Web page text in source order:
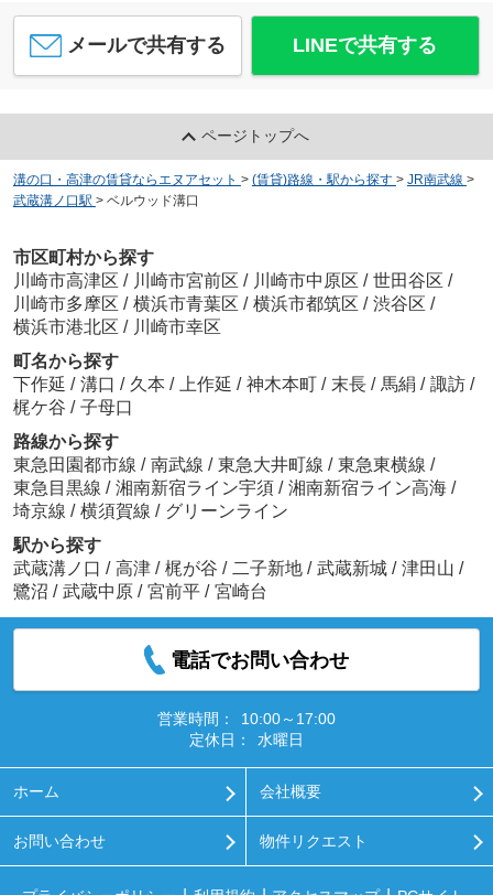
メールで共有する LINEで共有する
ページトップへ
溝の口・高津の賃貸ならエヌアセット > (賃貸)路線・駅から探す > JR南武線 >
武蔵溝ノ口駅 > ベルウッド溝口
市区町村から探す
川崎市高津区 / 川崎市宮前区 / 川崎市中原区 / 世田谷区 /
川崎市多摩区 / 横浜市青葉区 / 横浜市都筑区 / 渋谷区 /
横浜市港北区 / 川崎市幸区
町名から探す
下作延 / 溝口 / 久本 / 上作延 / 神木本町 / 末長 / 馬絹 / 諏訪 /
梶ケ谷 / 子母口
路線から探す
東急田園都市線 / 南武線 / 東急大井町線 / 東急東横線 /
東急目黒線 / 湘南新宿ライン宇須 / 湘南新宿ライン高海 /
埼京線 / 横須賀線 / グリーンライン
駅から探す
武蔵溝ノ口 / 高津 / 梶が谷 / 二子新地 / 武蔵新城 / 津田山 /
鷺沼 / 武蔵中原 / 宮前平 / 宮崎台
電話でお問い合わせ
営業時間：
10:00～17:00
定休日：
水曜日
ホーム 会社概要
お問い合わせ 物件リクエスト